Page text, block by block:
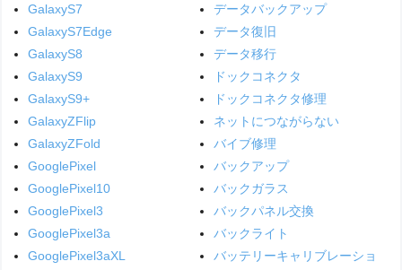
GalaxyS7
GalaxyS7Edge
GalaxyS8
GalaxyS9
GalaxyS9+
GalaxyZFlip
GalaxyZFold
GooglePixel
GooglePixel10
GooglePixel3
GooglePixel3a
GooglePixel3aXL
データバックアップ
データ復旧
データ移行
ドックコネクタ
ドックコネクタ修理
ネットにつながらない
バイブ修理
バックアップ
バックガラス
バックパネル交換
バックライト
バッテリーキャリブレーショ